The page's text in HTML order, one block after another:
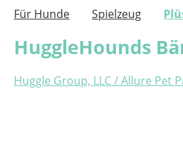
Für Hunde Spielzeug
HuggleHounds
Huggle Group, LLC / Allure Pet